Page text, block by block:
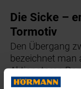
Die Sicke –
Tormotiv
Den Übergang
bezeichnet man
Aktionstoren
schmaleren